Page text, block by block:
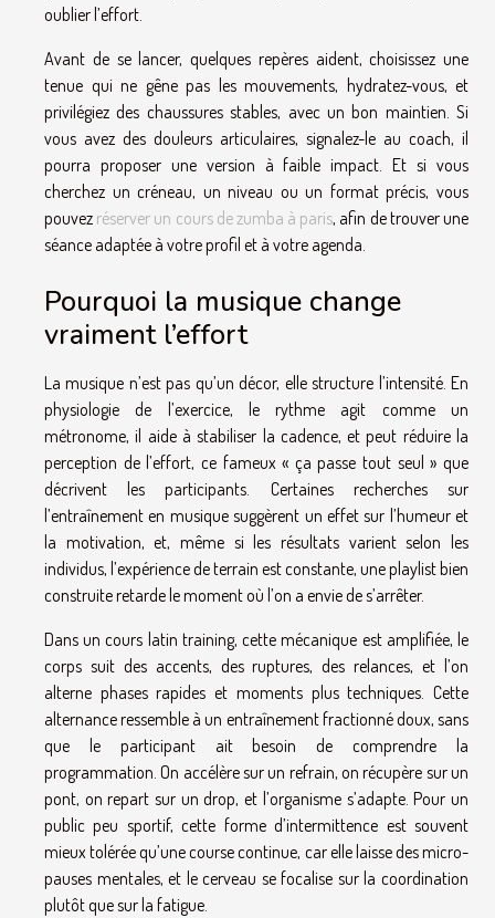
oublier l’effort.
Avant de se lancer, quelques repères aident, choisissez une
tenue qui ne gêne pas les mouvements, hydratez-vous, et
privilégiez des chaussures stables, avec un bon maintien. Si
vous avez des douleurs articulaires, signalez-le au coach, il
pourra proposer une version à faible impact. Et si vous
cherchez un créneau, un niveau ou un format précis, vous
pouvez réserver un cours de zumba à paris, afin de trouver une
séance adaptée à votre profil et à votre agenda.
Pourquoi la musique change
vraiment l’effort
La musique n’est pas qu’un décor, elle structure l’intensité. En
physiologie de l’exercice, le rythme agit comme un
métronome, il aide à stabiliser la cadence, et peut réduire la
perception de l’effort, ce fameux « ça passe tout seul » que
décrivent les participants. Certaines recherches sur
l’entraînement en musique suggèrent un effet sur l’humeur et
la motivation, et, même si les résultats varient selon les
individus, l’expérience de terrain est constante, une playlist bien
construite retarde le moment où l’on a envie de s’arrêter.
Dans un cours latin training, cette mécanique est amplifiée, le
corps suit des accents, des ruptures, des relances, et l’on
alterne phases rapides et moments plus techniques. Cette
alternance ressemble à un entraînement fractionné doux, sans
que le participant ait besoin de comprendre la
programmation. On accélère sur un refrain, on récupère sur un
pont, on repart sur un drop, et l’organisme s’adapte. Pour un
public peu sportif, cette forme d’intermittence est souvent
mieux tolérée qu’une course continue, car elle laisse des micro-
pauses mentales, et le cerveau se focalise sur la coordination
plutôt que sur la fatigue.